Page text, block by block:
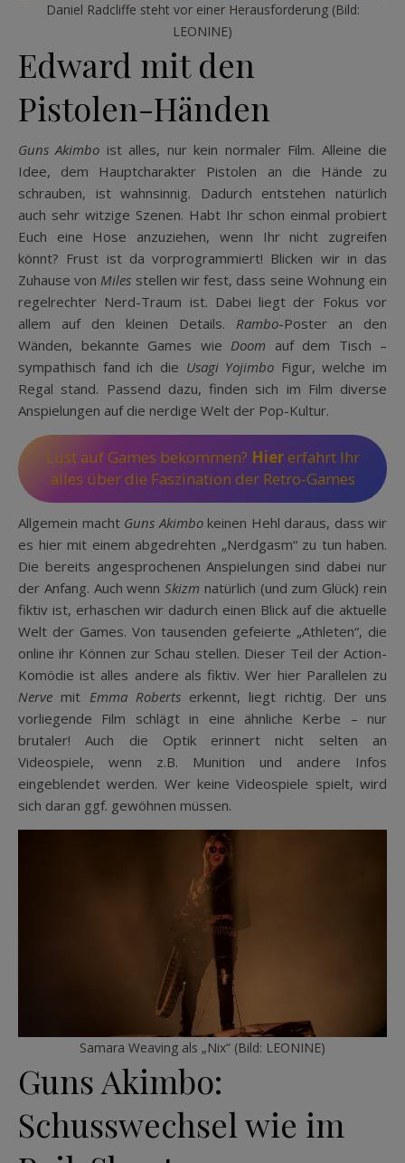
Daniel Radcliffe steht vor einer Herausforderung (Bild:
LEONINE)
Edward mit den
Pistolen-Händen
Guns Akimbo ist alles, nur kein normaler Film. Alleine die
Idee, dem Hauptcharakter Pistolen an die Hände zu
schrauben, ist wahnsinnig. Dadurch entstehen natürlich
auch sehr witzige Szenen. Habt Ihr schon einmal probiert
Euch eine Hose anzuziehen, wenn Ihr nicht zugreifen
könnt? Frust ist da vorprogrammiert! Blicken wir in das
Zuhause vonMiles stellen wir fest, dass seine Wohnung ein
regelrechter Nerd-Traum ist. Dabei liegt der Fokus vor
allem auf den kleinen Details. Rambo-Poster an den
Wänden, bekannte Games wie Doom auf dem Tisch –
sympathisch fand ich die Usagi Yojimbo Figur, welche im
Regal stand. Passend dazu, finden sich im Film diverse
Anspielungen auf die nerdige Welt der Pop-Kultur.
Lust auf Games bekommen? Hiererfahrt Ihr
alles über die Faszination der Retro-Games
Allgemein macht Guns Akimbokeinen Hehl daraus, dass wir
es hier mit einem abgedrehten „Nerdgasm“ zu tun haben.
Die bereits angesprochenen Anspielungen sind dabei nur
der Anfang. Auch wennSkizm natürlich (und zum Glück) rein
fiktiv ist, erhaschen wir dadurch einen Blick auf die aktuelle
Welt der Games. Von tausenden gefeierte „Athleten“, die
online ihr Können zur Schau stellen. Dieser Teil der Action-
Komödie ist alles andere als fiktiv. Wer hier Parallelen zu
Nerve mit Emma Robertserkennt, liegt richtig. Der uns
vorliegende Film schlägt in eine ähnliche Kerbe – nur
brutaler! Auch die Optik erinnert nicht selten an
Videospiele, wenn z.B. Munition und andere Infos
eingeblendet werden. Wer keine Videospiele spielt, wird
sich daran ggf. gewöhnen müssen.
Samara Weaving als „Nix“ (Bild: LEONINE)
Guns Akimbo:
Schusswechsel wie im